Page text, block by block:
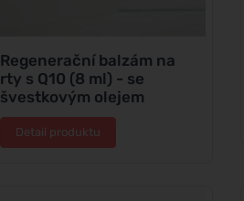
Regenerační balzám na
rty s Q10 (8 ml) - se
švestkovým olejem
Detail produktu